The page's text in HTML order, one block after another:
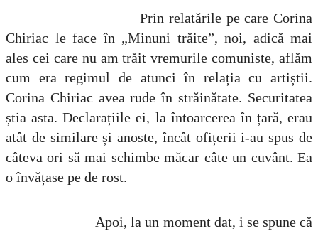
Prin relatările pe care Corina
Chiriac le face în „Minuni trăite”, noi, adică mai
ales cei care nu am trăit vremurile comuniste, aflăm
cum era regimul de atunci în relația cu artiștii.
Corina Chiriac avea rude în străinătate. Securitatea
știa asta. Declarațiile ei, la întoarcerea în țară, erau
atât de similare și anoste, încât ofițerii i-au spus de
câteva ori să mai schimbe măcar câte un cuvânt. Ea
o învățase pe de rost.
Apoi, la un moment dat, i se spune că